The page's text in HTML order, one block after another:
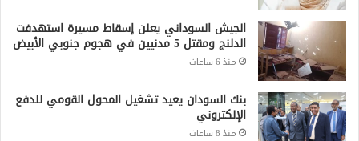
الجيش السوداني يعلن إسقاط مسيرة استهدفت
الدلنج ومقتل 5 مدنيين في هجوم جنوبي الأبيض
منذ 6 ساعات
بنك السودان يعيد تشغيل المحول القومي للدفع
الإلكتروني
منذ 8 ساعات